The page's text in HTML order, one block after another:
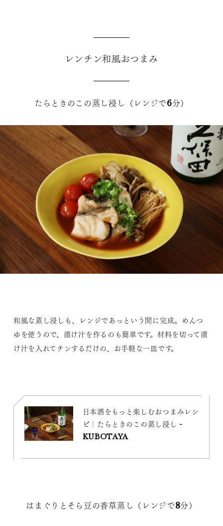
レンチン和風おつまみ
たらときのこの蒸し浸し（レンジで6分）
和風な蒸し浸しも、レンジであっという間に完成。めんつ
ゆを使うので、漬け汁を作るのも簡単です。材料を切って漬
け汁を入れてチンするだけの、お手軽な一皿です。
日本酒をもっと楽しむおつまみレシ
ピ｜たらときのこの蒸し浸し -
KUBOTAYA
はまぐりとそら豆の香草蒸し（レンジで8分）